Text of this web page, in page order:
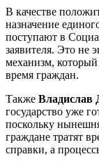
В качестве
назначение
поступают в
заявителя. Это не
механизм,
время граждан.
Также Владислав
государство уже
поскольку
граждане тратят
справки, а